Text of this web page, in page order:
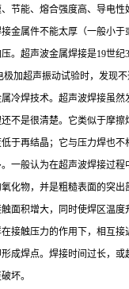
节能、熔合强度高、导电性
金属件不能太厚（一般小于
。超声波金属焊接是19世纪
极加超声振动试验时，发现
冷焊技术。超声波焊接虽然
不是很清楚。它类似于摩
于再结晶；它与压力焊也不
一般认为在超声波焊接过
化物，并是粗糙表面的突
面积增大，同时使焊区温度
接触压力的作用下，相互
成焊点。焊接时间过长，
坏。